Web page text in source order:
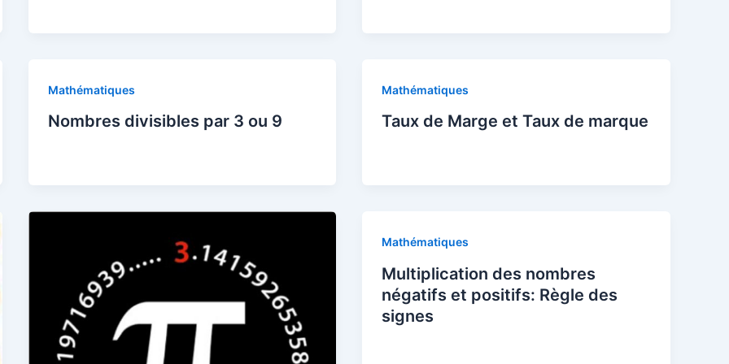
Mathématiques
Nombres divisibles par 3 ou 9
Mathématiques
Taux de Marge et Taux de marque
Mathématiques
Multiplication des nombres
négatifs et positifs: Règle des
signes